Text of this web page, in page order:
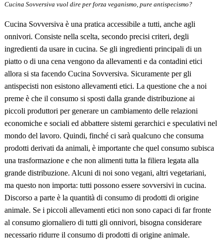
Cucina Sovversiva vuol dire per forza veganismo, pure antispecismo?
Cucina Sovversiva è una pratica accessibile a tutti, anche agli
onnivori. Consiste nella scelta, secondo precisi criteri, degli
ingredienti da usare in cucina. Se gli ingredienti principali di un
piatto o di una cena vengono da allevamenti e da contadini etici
allora si sta facendo Cucina Sovversiva. Sicuramente per gli
antispecisti non esistono allevamenti etici. La questione che a noi
preme è che il consumo si sposti dalla grande distribuzione ai
piccoli produttori per generare un cambiamento delle relazioni
economiche e sociali ed abbattere sistemi gerarchici e speculativi nel
mondo del lavoro. Quindi, finché ci saràqualcuno che consuma
prodotti derivati da animali, è importante che quel consumo subisca
una trasformazione e che non alimenti tutta la filiera legata alla
grande distribuzione. Alcuni di noi sono vegani, altri vegetariani,
ma questo non importa: tutti possono essere sovversivi in cucina.
Discorso a parte è la quantitàdi consumo di prodotti di origine
animale. Se i piccoli allevamenti etici non sono capaci di far fronte
al consumo giornaliero di tutti gli onnivori, bisogna considerare
necessario ridurre il consumo di prodotti di origine animale.